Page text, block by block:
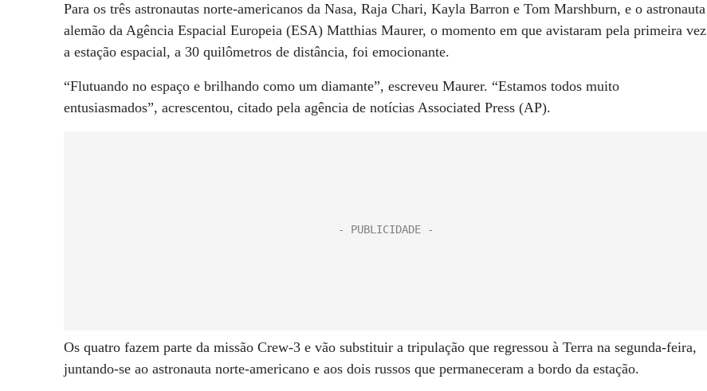
Para os três astronautas norte-americanos da Nasa, Raja Chari, Kayla Barron e Tom Marshburn, e o astronauta
alemão da Agência Espacial Europeia (ESA) Matthias Maurer, o momento em que avistaram pela primeira vez
a estação espacial, a 30 quilômetros de distância, foi emocionante.
“Flutuando no espaço e brilhando como um diamante”, escreveu Maurer. “Estamos todos muito
entusiasmados”, acrescentou, citado pela agência de notícias Associated Press (AP).
Os quatro fazem parte da missão Crew-3 e vão substituir a tripulação que regressou à Terra na segunda-feira,
juntando-se ao astronauta norte-americano e aos dois russos que permaneceram a bordo da estação.